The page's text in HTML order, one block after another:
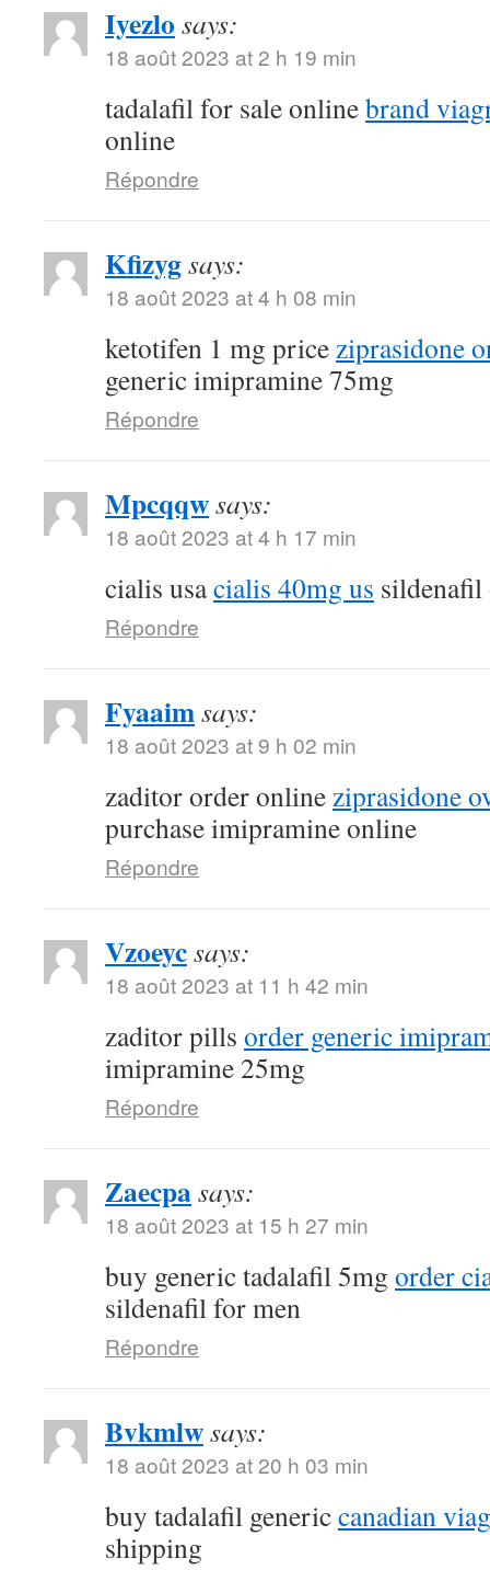
Iyezlo says:
18 août 2023 at 2 h 19 min
tadalafil for sale onlinebrand
online
Répondre
Kfizygsays:
18 août 2023 at 4 h 08 min
ketotifen 1 mg price ziprasidone
generic imipramine 75mg
Répondre
Mpcqqwsays:
18 août 2023 at 4 h 17 min
cialis usacialis 40mg us sildenafil
Répondre
Fyaaimsays:
18 août 2023 at 9 h 02 min
zaditor order online ziprasidone
purchase imipramine online
Répondre
Vzoeycsays:
18 août 2023 at 11 h 42 min
zaditor pills order generic
imipramine 25mg
Répondre
Zaecpasays:
18 août 2023 at 15 h 27 min
buy generic tadalafil 5mg order
sildenafil for men
Répondre
Bvkmlwsays:
18 août 2023 at 20 h 03 min
buy tadalafil genericcanadian
shipping